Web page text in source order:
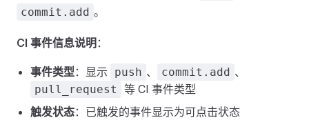
commit.add 。
CI 事件信息说明 ：
事件类型：显示 push 、 commit.add 、
pull_request
等 CI 事件类型
触发状态：已触发的事件显示为可点击状态